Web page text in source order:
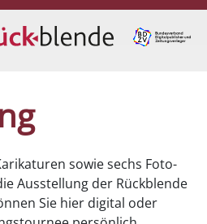
sowie sechs Foto-
Ausstellung der Rückblende
Sie hier digital oder